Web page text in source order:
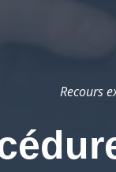
Recours